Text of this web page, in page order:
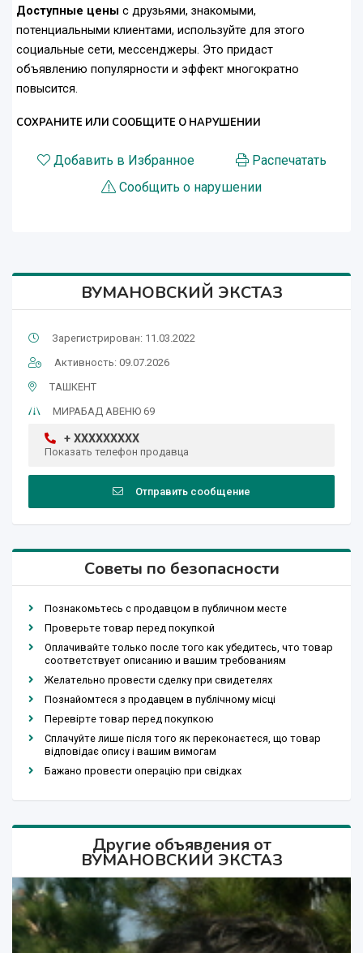
Доступные цены с друзьями, знакомыми,
потенциальными клиентами, используйте для этого
социальные сети, мессенджеры. Это придаст
объявлению популярности и эффект многократно
повысится.
СОХРАНИТЕ ИЛИ СООБЩИТЕ О НАРУШЕНИИ
Добавить в Избранное
Распечатать
Сообщить о нарушении
ВУМАНОВСКИЙ ЭКСТАЗ
Зарегистрирован: 11.03.2022
Активность: 09.07.2026
ТАШКЕНТ
МИРАБАД АВЕНЮ 69
+ XXXXXXXXX
Показать телефон продавца
Отправить сообщение
Советы по безопасности
Познакомьтесь с продавцом в публичном месте
Проверьте товар перед покупкой
Оплачивайте только после того как убедитесь, что товар
соответствует описанию и вашим требованиям
Желательно провести сделку при свидетелях
Познайомтеся з продавцем в публічному місці
Перевірте товар перед покупкою
Сплачуйте лише після того як переконаєтеся, що товар
відповідає опису і вашим вимогам
Бажано провести операцію при свідках
Другие объявления от
ВУМАНОВСКИЙ ЭКСТАЗ